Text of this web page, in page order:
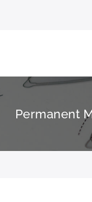
Permanent